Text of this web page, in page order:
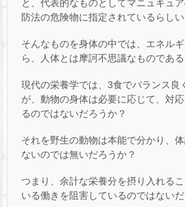
と、代表的なものとしてマニュキュ
防法の危険物に指定されているらしい
そんなものを身体の中では、エネル
ら、人体とは摩訶不思議なものである
現代の栄養学では、3食でバランス良
が、動物の身体は必要に応じて、対
るのではないだろうか？
それを野生の動物は本能で分かり、
ないのでは無いだろうか？
つまり、余計な栄養分を摂り入れる
いる働きを阻害しているのではない